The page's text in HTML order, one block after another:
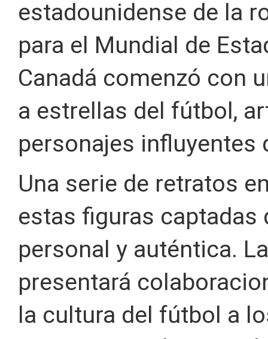
estadounidense de la
para el Mundial de
Canadá comenzó con
a estrellas del fútbol,
personajes influyentes
Una serie de retratos
estas figuras captadas
personal y auténtica.
presentará
la cultura del fútbol a